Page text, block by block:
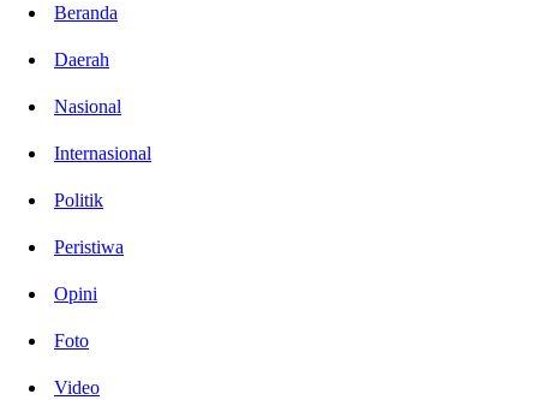
Beranda
Daerah
Nasional
Internasional
Politik
Peristiwa
Opini
Foto
Video